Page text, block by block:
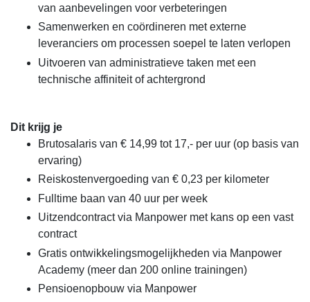
van aanbevelingen voor verbeteringen
Samenwerken en coördineren met externe
leveranciers om processen soepel te laten verlopen
Uitvoeren van administratieve taken met een
technische affiniteit of achtergrond
Dit krijg je
Brutosalaris van € 14,99 tot 17,- per uur (op basis van
ervaring)
Reiskostenvergoeding van € 0,23 per kilometer
Fulltime baan van 40 uur per week
Uitzendcontract via Manpower met kans op een vast
contract
Gratis ontwikkelingsmogelijkheden via Manpower
Academy (meer dan 200 online trainingen)
Pensioenopbouw via Manpower